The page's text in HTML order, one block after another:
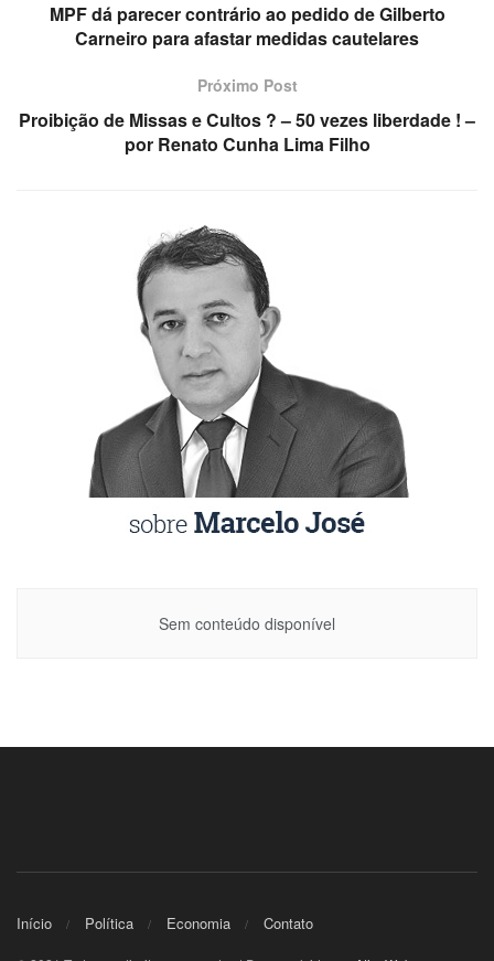
MPF dá parecer contrário ao pedido de Gilberto
Carneiro para afastar medidas cautelares
Próximo Post
Proibição de Missas e Cultos ? – 50 vezes liberdade ! –
por Renato Cunha Lima Filho
Sem conteúdo disponível
Início Política Economia Contato